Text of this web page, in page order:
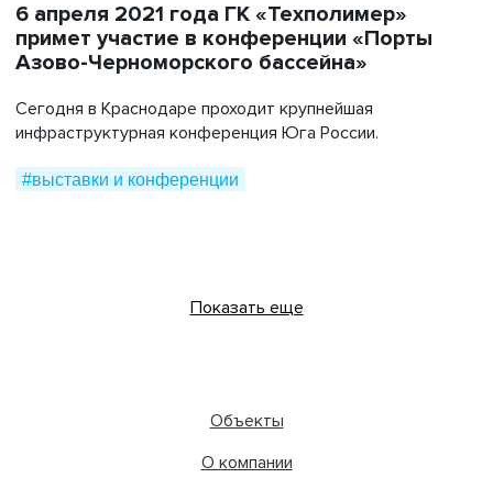
6 апреля 2021 года ГК «Техполимер»
примет участие в конференции «Порты
Азово-Черноморского бассейна»
Сегодня в Краснодаре проходит крупнейшая
инфраструктурная конференция Юга России.
#выставки и конференции
Показать еще
Объекты
О компании